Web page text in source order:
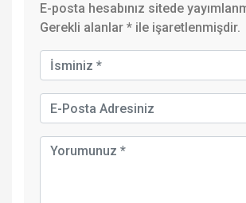
E-posta hesabınız sitede
Gerekli alanlar * ile işaretlenmişdir.